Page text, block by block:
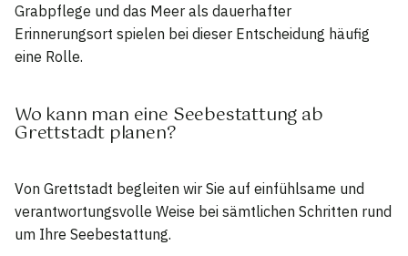
Grabpflege und das Meer als dauerhafter
Erinnerungsort spielen bei dieser Entscheidung häufig
eine Rolle.
Wo kann man eine Seebestattung ab
Grettstadt planen?
Von Grettstadt begleiten wir Sie auf einfühlsame und
verantwortungsvolle Weise bei sämtlichen Schritten rund
um Ihre Seebestattung.